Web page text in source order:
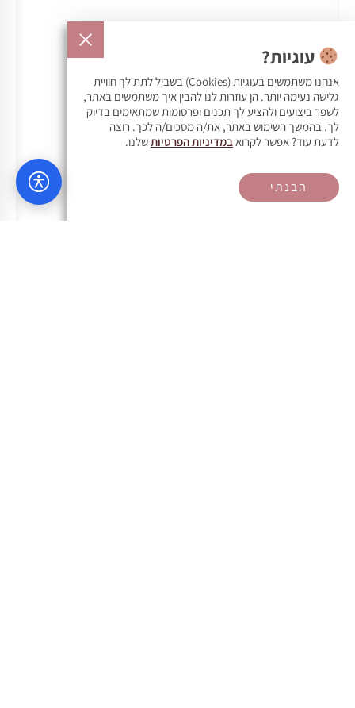
וואטסאפ
עוגיות?
אנחנו משתמשים בעוגיות (Cookies) בשביל לתת לך חוויית
גלישה נעימה יותר. הן עוזרות לנו להבין איך משתמשים באתר,
לשפר ביצועים ולהציע לך תכנים ופרסומות שמתאימים בדיוק
לך. בהמשך השימוש באתר, את/ה מסכים/ה לכך. רוצה
לדעת עוד? אפשר לקרואבמדיניות הפרטיותשלנו.
הבנתי